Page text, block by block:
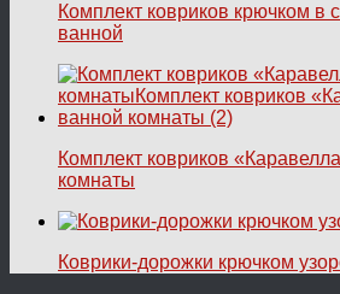
Комплект ковриков крючком в
ванной
Комплект ковриков
комнаты
Коврики-дорожки крючком